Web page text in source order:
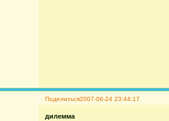
Поделиться2007-06-24 23:44:17
дилемма